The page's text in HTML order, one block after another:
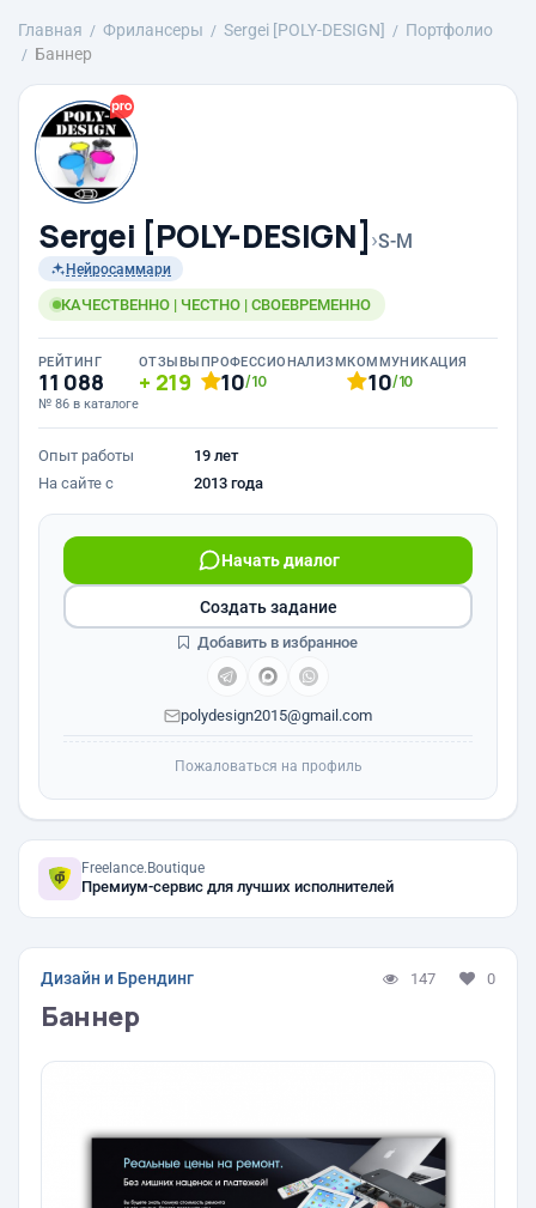
Главная Фрилансеры Sergei [POLY-DESIGN]
Портфолио
Баннер
Sergei [POLY-DESIGN] ›S-M
Нейросаммари
КАЧЕСТВЕННО | ЧЕСТНО | СВОЕВРЕМЕННО
РЕЙТИНГ
11 088
№ 86 в каталоге
ОТЗЫВЫ
219
ПРОФЕССИОНАЛИЗМ
10/10
КОММУНИКАЦИЯ
10/10
Опыт работы
19 лет
На сайте с
2013 года
Начать диалог
polydesign2015@gmail.com
Создать задание
Добавить в избранное
Пожаловаться на профиль
Freelance.Boutique
Премиум-сервис для лучших исполнителей
Дизайн и Брендинг 147 0
Баннер